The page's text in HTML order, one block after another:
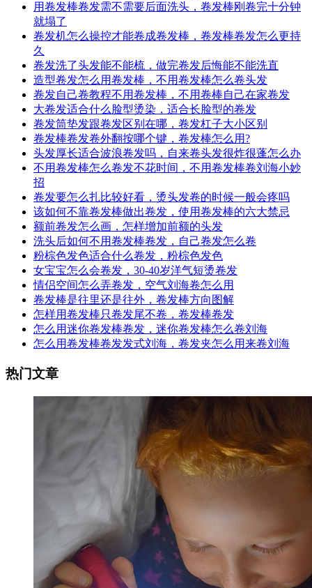
用卷发棒卷发需不需要后面洗头，卷发棒刚卷完十分钟
就塌了
卷发机怎么操控才能卷成卷发棒，卷发棒卷发怎么更持
久
卷发洗了头发能不能梳，做完卷发后悔能不能洗直
造型卷发怎么用卷发棒，不用卷发棒怎么卷头发
卷发自己卷教程不用卷发棒，不用卷棒自己在家卷发
大卷发适合什么脸型烫染，适合长脸型的卷发
卷发筒垫发跟卷发区别在哪，卷发杠子大小区别
卷发棒卷发卷外翻按哪个键，卷发棒怎么用?
头发厚长适合波浪卷发吗，自来卷头发很炸很蓬怎么办
不用卷发棒怎么卷发不花时间，不用卷发棒卷刘海小妙
招
卷发要怎么扎比较好看，烫头发卷的时候一般会疼吗
该如何不靠卷发棒做出卷发，使用卷发棒的六大禁忌
额前卷发怎么画，怎样增加前额的头发
洗头后如何不用卷发棒卷发，自己卷发怎么卷
粉棕色发色适合什么卷发，粉棕色发色
女宝宝怎么会卷发，30-40岁洋气短烫卷发
情侣空间怎么弄卷发，空气刘海卷怎么用
卷发棒是往里还是往外，卷发棒方向图解
怎样用卷发棒只卷发尾不卷，卷发棒卷发
怎么用迷你卷发棒卷发，迷你卷发棒怎么卷刘海
怎么用卷发棒卷发发式刘海，卷发夹怎么用来卷刘海
热门文章